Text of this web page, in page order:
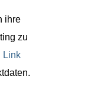
ihre
zu
Link